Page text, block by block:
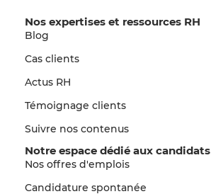
Nos expertises et ressources RH
Blog
Cas clients
Actus RH
Témoignage clients
Suivre nos contenus
Notre espace dédié aux candidats
Nos offres d'emplois
Candidature spontanée